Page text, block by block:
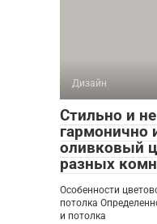
Дизайн
Стильно и
гармонично
оливковый
разных
Особенности
потолка
и потолка